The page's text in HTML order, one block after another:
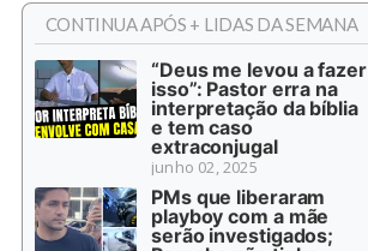
CONTINUA APÓS + LIDAS DA SEMANA
“Deus me levou a fazer
isso”: Pastor erra na
interpretação da bíblia
e tem caso
extraconjugal
junho 02, 2025
PMs que liberaram
playboy com a mãe
serão investigados;